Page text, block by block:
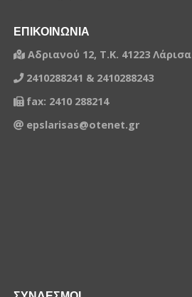
ΕΠΙΚΟΙΝΩΝΙΑ
Αδριανού 12, Τ.Κ. 41223 Λάρισα
2410288241 & 2410288243
fax: 2410 288214
epslarisas@otenet.gr